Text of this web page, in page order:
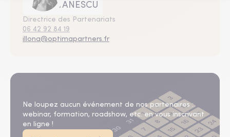
Illona STANESCU
Directrice des Partenariats
06 42 92 84 19
illona@optimapartners.fr
Ne loupez aucun événement de nos partenaires :
webinar, formation, roadshow, etc. en vous inscrivant
en ligne !